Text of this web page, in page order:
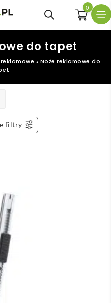
0
do tapet
» Noże reklamowe do
filtry